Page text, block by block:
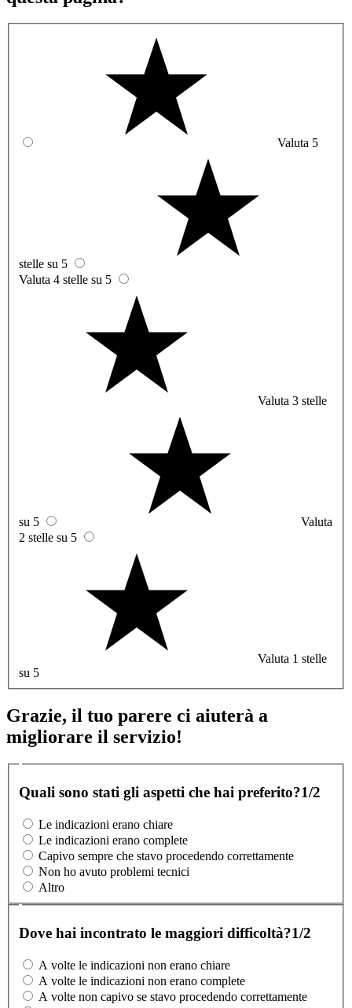
Valuta 5
stelle su 5
Valuta 4 stelle su 5
Valuta 3 stelle
su 5
Valuta
2 stelle su 5
Valuta 1 stelle
su 5
Grazie, il tuo parere ci aiuterà a
migliorare il servizio!
Quali sono stati gli aspetti che hai preferito?1/2
Le indicazioni erano chiare
Le indicazioni erano complete
Capivo sempre che stavo procedendo correttamente
Non ho avuto problemi tecnici
Altro
Dove hai incontrato le maggiori difficoltà?1/2
A volte le indicazioni non erano chiare
A volte le indicazioni non erano complete
A volte non capivo se stavo procedendo correttamente